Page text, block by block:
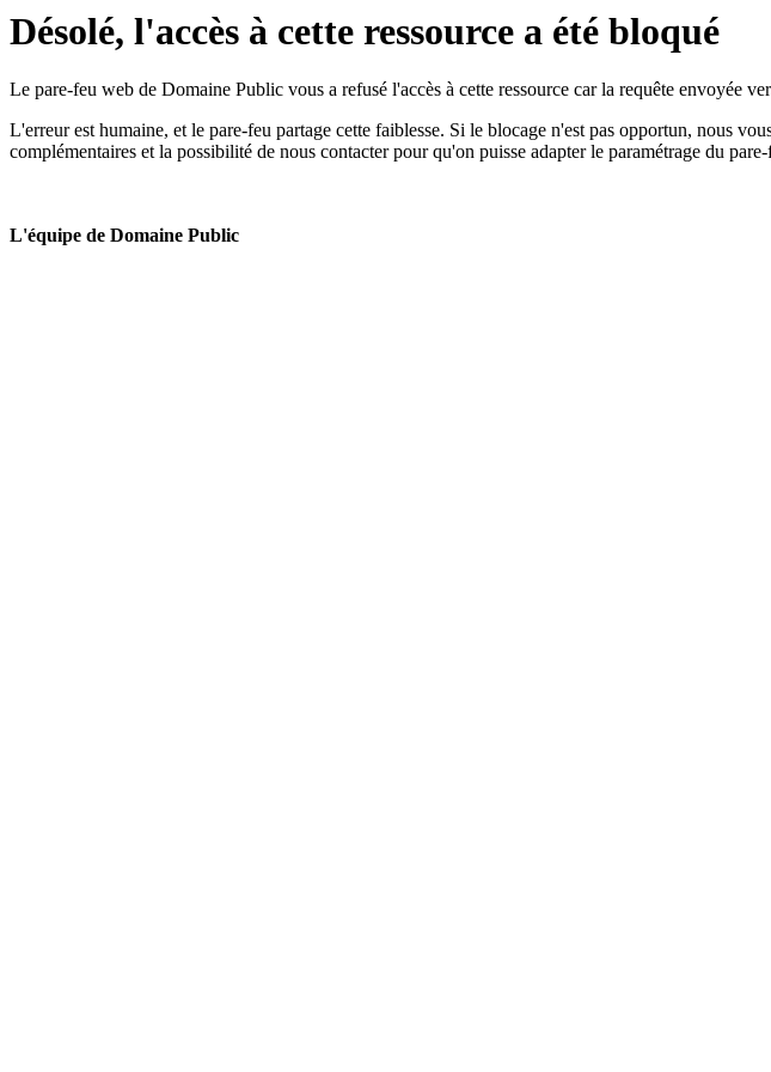
Désolé, l'accès à cette ressource a été bloqué
Le pare-feu web de Domaine Public vous a refusé l'accès à cette ressource car la requête envoyée
L'erreur est humaine, et le pare-feu partage cette faiblesse. Si le blocage n'est pas opportun, nous
complémentaires et la possibilité de nous contacter pour qu'on puisse adapter le paramétrage du pare-
L'équipe de Domaine Public